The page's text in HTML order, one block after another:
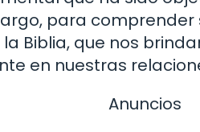
para
Biblia, que nos
en nuestras
Anuncios